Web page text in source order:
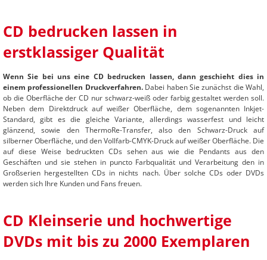
CD bedrucken lassen in
erstklassiger Qualität
Wenn Sie bei uns eine CD bedrucken lassen, dann geschieht dies in
einem professionellen Druckverfahren.Dabei haben Sie zunächst die Wahl,
ob die Oberfläche der CD nur schwarz-weiß oder farbig gestaltet werden soll.
Neben dem Direktdruck auf weißer Oberfläche, dem sogenannten Inkjet-
Standard, gibt es die gleiche Variante, allerdings wasserfest und leicht
glänzend, sowie den ThermoRe-Transfer, also den Schwarz-Druck auf
silberner Oberfläche, und den Vollfarb-CMYK-Druck auf weißer Oberfläche. Die
auf diese Weise bedruckten CDs sehen aus wie die Pendants aus den
Geschäften und sie stehen in puncto Farbqualität und Verarbeitung den in
Großserien hergestellten CDs in nichts nach. Über solche CDs oder DVDs
werden sich Ihre Kunden und Fans freuen.
CD Kleinserie und hochwertige
DVDs mit bis zu 2000 Exemplaren